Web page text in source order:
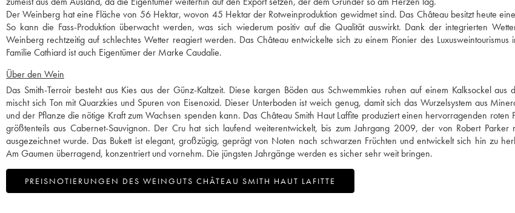
Der Weinberg hat eine Fläche von 56 Hektar, wovon 45 Hektar der Rotweinproduktion gewidmet sind. Das Château besitzt heute
So kann die Fass-Produktion überwacht werden, was sich wiederum positiv auf die Qualität auswirkt. Dank der integrierten
Weinberg rechtzeitig auf schlechtes Wetter reagiert werden. Das Château entwickelte sich zu einem Pionier des Luxusweintourismus
Familie Cathiard ist auch Eigentümer der Marke Caudalie.
Über den Wein
Das Smith-Terroir besteht aus Kies aus der Günz-Kaltzeit. Diese kargen Böden aus Schwemmkies ruhen auf einem Kalksockel aus
mischt sich Ton mit Quarzkies und Spuren von Eisenoxid. Dieser Unterboden ist weich genug, damit sich das Wurzelsystem aus
und der Pflanze die nötige Kraft zum Wachsen spenden kann. Das Château Smith Haut Laffite produziert einen hervorragenden roten
größtenteils aus Cabernet-Sauvignon. Der Cru hat sich laufend weiterentwickelt, bis zum Jahrgang 2009, der von Robert Parker
ausgezeichnet wurde. Das Bukett ist elegant, großzügig, geprägt von Noten nach schwarzen Früchten und entwickelt sich hin zu
Am Gaumen überragend, konzentriert und vornehm. Die jüngsten Jahrgänge werden es sicher sehr weit bringen.
PREISNOTIERUNGEN DES WEINGUTS CHÂTEAU SMITH HAUT LAFITTE